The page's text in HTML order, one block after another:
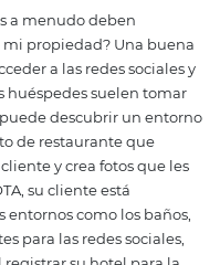
las fotos
operadores, etc.). Las
han crecido y, por lo
y atractivas para los
redes sociales,
temáticas de la
etc.